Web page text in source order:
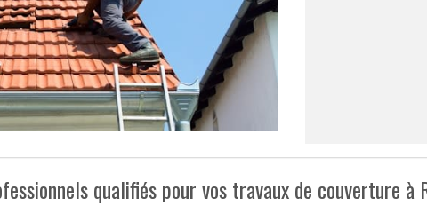
qualifiés pour vos travaux de couverture à